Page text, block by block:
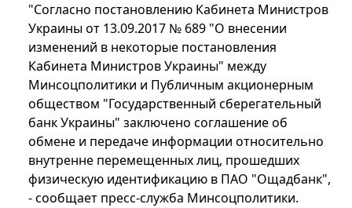
"Согласно постановлению Кабинета Министров
Украины от 13.09.2017 № 689 "О внесении
изменений в некоторые постановления
Кабинета Министров Украины" между
Минсоцполитики и Публичным акционерным
обществом "Государственный сберегательный
банк Украины" заключено соглашение об
обмене и передаче информации относительно
внутренне перемещенных лиц, прошедших
физическую идентификацию в ПАО "Ощадбанк",
- сообщает пресс-служба Минсоцполитики.